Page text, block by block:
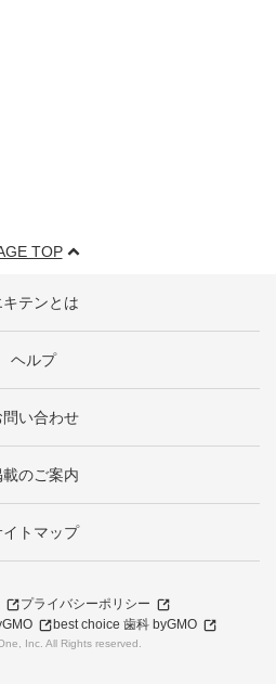
TOP
キテンとは
ヘルプ
問い合わせ
載のご案内
イトマップ
プライバシーポリシー
best choice 歯科 byGMO
Inc. All Rights reserved.